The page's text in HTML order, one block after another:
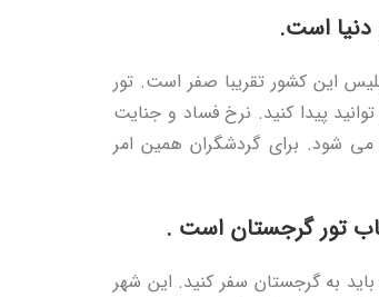
است.
این کشور تقریبا صفر است. تور
پیدا کنید. نرخ فساد و جنایت
شود. برای گردشگران همین امر
تور گرجستان است .
به گرجستان سفر کنید. این شهر